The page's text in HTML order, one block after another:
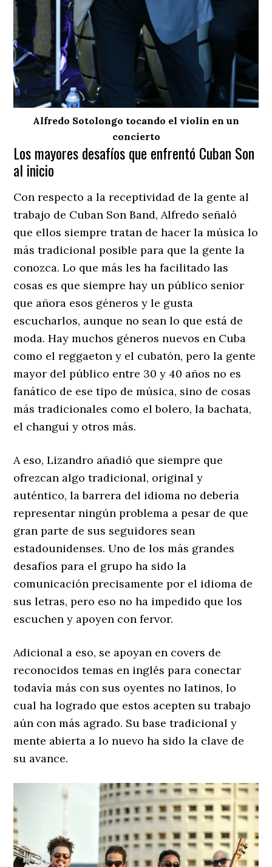
Alfredo Sotolongo tocando el violín en un
concierto
Los mayores desafíos que enfrentó Cuban Son
al inicio
Con respecto a la receptividad de la gente al
trabajo de Cuban Son Band, Alfredo señaló
que ellos siempre tratan de hacer la música lo
más tradicional posible para que la gente la
conozca. Lo que más les ha facilitado las
cosas es que siempre hay un público senior
que añora esos géneros y le gusta
escucharlos, aunque no sean lo que está de
moda. Hay muchos géneros nuevos en Cuba
como el reggaeton y el cubatón, pero la gente
mayor del público entre 30 y 40 años no es
fanático de ese tipo de música, sino de cosas
más tradicionales como el bolero, la bachata,
el changuí y otros más.
A eso, Lizandro añadió que siempre que
ofrezcan algo tradicional, original y
auténtico, la barrera del idioma no debería
representar ningún problema a pesar de que
gran parte de sus seguidores sean
estadounidenses. Uno de los más grandes
desafíos para el grupo ha sido la
comunicación precisamente por el idioma de
sus letras, pero eso no ha impedido que los
escuchen y apoyen con fervor.
Adicional a eso, se apoyan en covers de
reconocidos temas en inglés para conectar
todavía más con sus oyentes no latinos, lo
cual ha logrado que estos acepten su trabajo
aún con más agrado. Su base tradicional y
mente abierta a lo nuevo ha sido la clave de
su avance.